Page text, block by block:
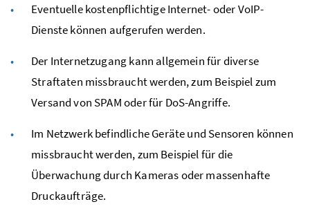
Eventuelle kostenpflichtige Internet- oderVoIP-
Dienste können aufgerufen werden.
Der Internetzugang kann allgemein für diverse
Straftaten missbraucht werden, zum Beispiel zum
Versand von SPAM oder für DoS-Angriffe.
Im Netzwerk befindliche Geräte und Sensoren können
missbraucht werden, zum Beispiel für die
Überwachung durch Kameras oder massenhafte
Druckaufträge.